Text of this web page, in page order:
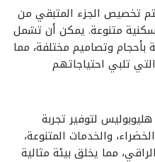
تخصيص الجزء المتبقي من
وحدات سكنية متنوعة. يمكن أن تشمل
وتصاميم مختلفة، مما
تلبي احتياجاتهم
لتوفير تجربة
والخدمات المتنوعة،
مما يخلق بيئة مثالية